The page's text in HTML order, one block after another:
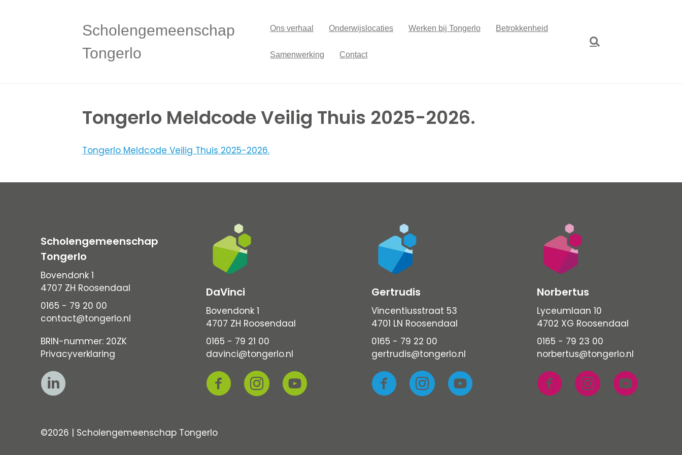
Scholengemeenschap
Tongerlo
Ons verhaal Onderwijslocaties Werken bij Tongerlo Betrokkenheid
Samenwerking Contact
Tongerlo Meldcode Veilig Thuis 2025-2026.
Tongerlo Meldcode Veilig Thuis 2025-2026.
Scholengemeenschap
Tongerlo
Bovendonk 1
4707 ZH Roosendaal
0165 - 79 20 00
contact@tongerlo.nl
BRIN-nummer: 20ZK
Privacyverklaring
DaVinci
Bovendonk 1
4707 ZH Roosendaal
0165 - 79 21 00
davinci@tongerlo.nl
Gertrudis
Vincentiusstraat 53
4701 LN Roosendaal
0165 - 79 22 00
gertrudis@tongerlo.nl
Norbertus
Lyceumlaan 10
4702 XG Roosendaal
0165 - 79 23 00
norbertus@tongerlo.nl
©2026 | Scholengemeenschap Tongerlo